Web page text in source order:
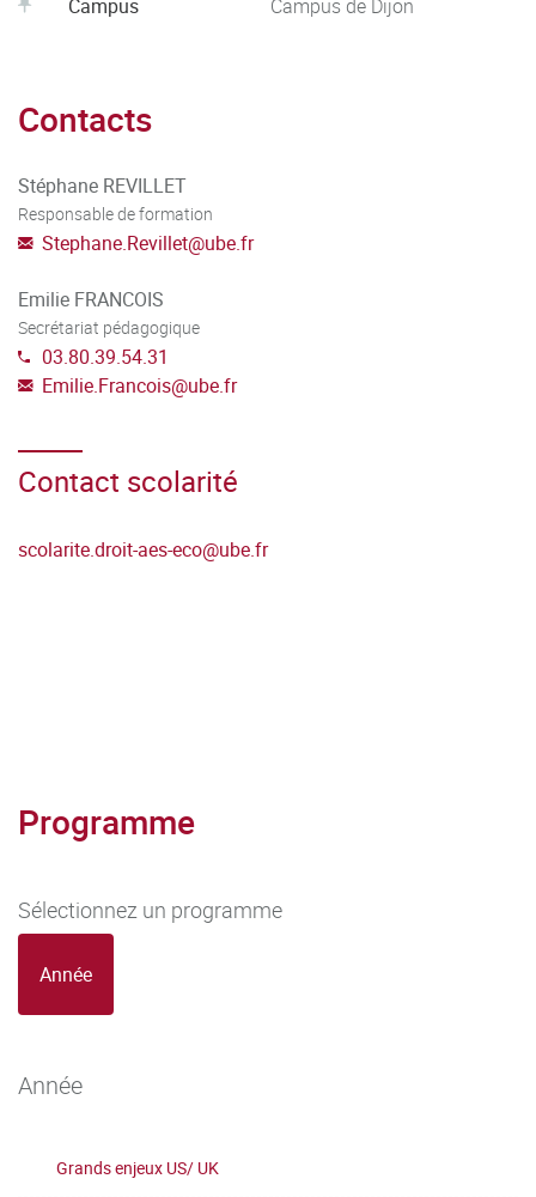
Campus Campus de Dijon
Contacts
Stéphane REVILLET
Responsable de formation
Stephane.Revillet@ube.fr
Emilie FRANCOIS
Secrétariat pédagogique
03.80.39.54.31
Emilie.Francois@ube.fr
Contact scolarité
scolarite.droit-aes-eco@ube.fr
Programme
Sélectionnez un programme
Année
Année
Grands enjeux US/ UK